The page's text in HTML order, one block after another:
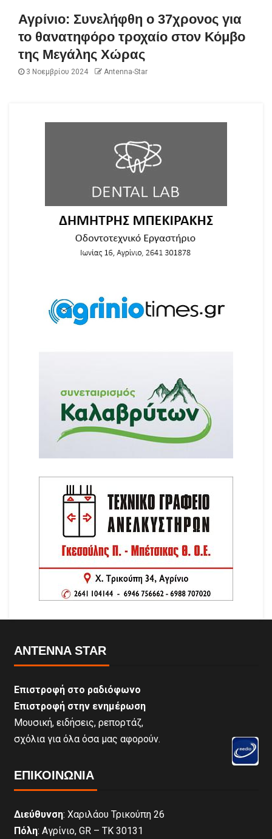
Αγρίνιο: Συνελήφθη ο 37χρονος για
το θανατηφόρο τροχαίο στον Κόμβο
της Μεγάλης Χώρας
3 Νοεμβρίου 2024 Antenna-Star
ANTENNA STAR
Επιστροφή στο ραδιόφωνο
Επιστροφή στην ενημέρωση
Μουσική, ειδήσεις, ρεπορτάζ,
σχόλια για όλα όσα μας αφορούν.
ΕΠΙΚΟΙΝΩΝΊΑ
Διεύθυνση: Χαριλάου Τρικούπη 26
Πόλη: Αγρίνιο, GR – ΤΚ 30131